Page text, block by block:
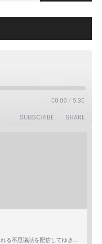
00:00 / 5:30
SUBSCRIBE SHARE
これから、天然石ショップで繰り広げられる不思議話を配信してゆきます。 まずは自己紹介を含めたご挨拶か…